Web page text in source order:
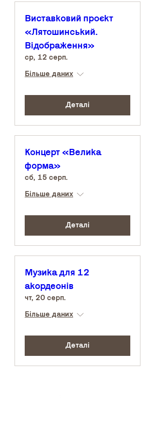
Виставковий проєкт
«Лятошинський.
Відображення»
ср, 12 серп.
Більше даних
Деталі
Концерт «Велика
форма»
сб, 15 серп.
Більше даних
Деталі
Музика для 12
акордеонів
чт, 20 серп.
Більше даних
Деталі